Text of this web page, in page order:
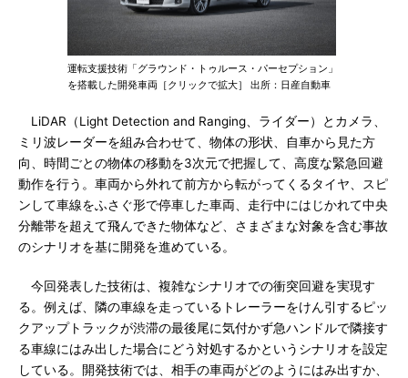
運転支援技術「グラウンド・トゥルース・パーセプション」
を搭載した開発車両［クリックで拡大］ 出所：日産自動車
LiDAR（Light Detection and Ranging、ライダー）とカメラ、
ミリ波レーダーを組み合わせて、物体の形状、自車から見た方
向、時間ごとの物体の移動を3次元で把握して、高度な緊急回避
動作を行う。車両から外れて前方から転がってくるタイヤ、スピ
ンして車線をふさぐ形で停車した車両、走行中にはじかれて中央
分離帯を超えて飛んできた物体など、さまざまな対象を含む事故
のシナリオを基に開発を進めている。
今回発表した技術は、複雑なシナリオでの衝突回避を実現す
る。例えば、隣の車線を走っているトレーラーをけん引するピッ
クアップトラックが渋滞の最後尾に気付かず急ハンドルで隣接す
る車線にはみ出した場合にどう対処するかというシナリオを設定
している。開発技術では、相手の車両がどのようにはみ出すか、